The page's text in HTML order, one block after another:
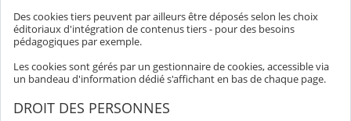
Des cookies tiers peuvent par ailleurs être déposés selon les choix
éditoriaux d'intégration de contenus tiers - pour des besoins
pédagogiques par exemple.
Les cookies sont gérés par un gestionnaire de cookies, accessible via
un bandeau d'information dédié s'affichant en bas de chaque page.
DROIT DES PERSONNES